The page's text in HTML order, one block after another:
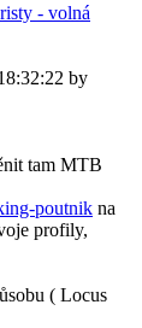
- volná
by
tam MTB
poutnik na
profily,
( Locus